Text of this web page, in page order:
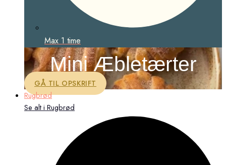
Max 1 time
Mini Æbletærter
GÅ TIL OPSKRIFT
Rugbrød
Se alt i Rugbrød